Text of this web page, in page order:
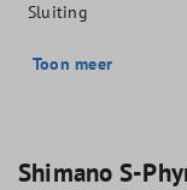
Sluiting
Toon meer
Shimano S-